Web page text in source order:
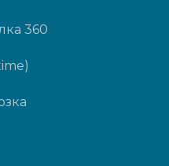
360